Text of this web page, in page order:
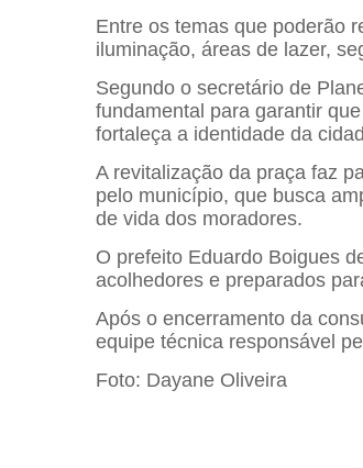
Entre os temas que poderão
iluminação, áreas de lazer,
Segundo o secretário de
fundamental para garantir
fortaleça a identidade da
A revitalização da praça faz
pelo município, que busca
de vida dos moradores.
O prefeito Eduardo Boigues
acolhedores e preparados
Após o encerramento da
equipe técnica responsável
Foto: Dayane Oliveira